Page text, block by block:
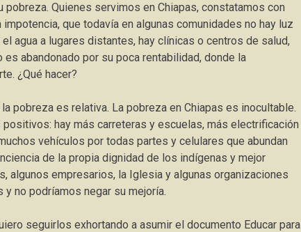
Quienes servimos en Chiapas, constatamos con
que todavía en algunas comunidades no hay luz
agua a lugares distantes, hay clínicas o centros de salud,
abandonado por su poca rentabilidad, donde la
¿Qué hacer?
pobreza es relativa. La pobreza en Chiapas es inocultable.
hay más carreteras y escuelas, más electrificación
vehículos por todas partes y celulares que abundan
de la propia dignidad de los indígenas y mejor
algunos empresarios, la Iglesia y algunas organizaciones
no podríamos negar su mejoría.
seguirlos exhortando a asumir el documento Educar para